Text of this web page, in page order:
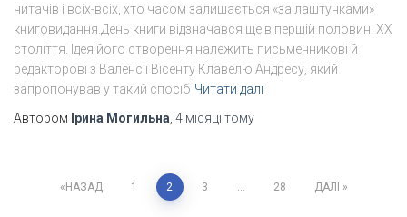
читачів і всіх-всіх, хто часом залишається «за лаштунками»
книговидання.День книги відзначався ще в першій половині XX
століття. Ідея його створення належить письменникові й
редакторові з Валенсії Вісенту Клавелю Андресу, який
запропонував у такий спосіб Читати далі
Автором Ірина Могильна 4 місяці тому
Пагінація
НАЗАД 1 2 3 28 ДАЛІ